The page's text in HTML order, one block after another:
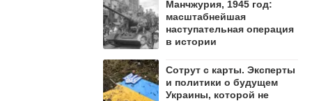
Манчжурия, 1945 год:
масштабнейшая
наступательная операция
в истории
Сотрут с карты. Эксперты
и политики о будущем
Украины, которой не